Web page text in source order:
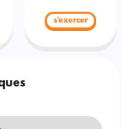
s'exercer